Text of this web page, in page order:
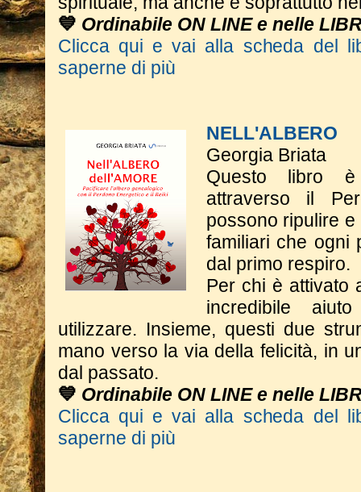
💙 Ordinabile ON LINE e nelle
Clicca qui e vai alla scheda del
saperne di più
NELL'ALBERO
Georgia Briata
Questo libro
attraverso il
possono ripulire
familiari che ogni
dal primo respiro.
Per chi è attivato
incredibile
utilizzare. Insieme, questi due
mano verso la via della felicità, in
dal passato.
💙 Ordinabile ON LINE e nelle
Clicca qui e vai alla scheda del
saperne di più